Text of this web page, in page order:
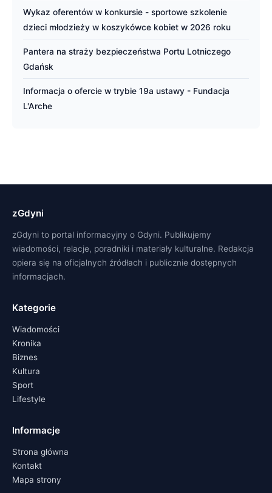
Wykaz oferentów w konkursie - sportowe szkolenie
dzieci młodzieży w koszykówce kobiet w 2026 roku
Pantera na straży bezpieczeństwa Portu Lotniczego
Gdańsk
Informacja o ofercie w trybie 19a ustawy - Fundacja
L'Arche
zGdyni
zGdyni to portal informacyjny o Gdyni. Publikujemy
wiadomości, relacje, poradniki i materiały kulturalne. Redakcja
opiera się na oficjalnych źródłach i publicznie dostępnych
informacjach.
Kategorie
Wiadomości
Kronika
Biznes
Kultura
Sport
Lifestyle
Informacje
Strona główna
Kontakt
Mapa strony